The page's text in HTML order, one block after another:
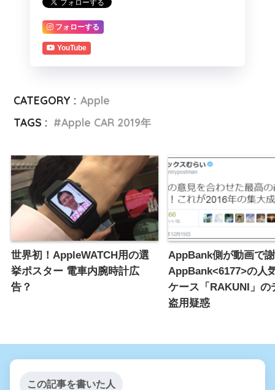
フォローする
YouTube
CATEGORY : Apple
TAGS :
Apple CAR 2019年
世界初！AppleWATCH用の選
挙ポスター 電車内腕時計広
告？
AppBank側が動画で
AppBank<6177>の人
ケース「RAKUNI」の
盗用疑惑
この記事を書いた人